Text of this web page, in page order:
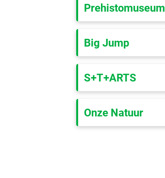
Prehistomuseum
Big Jump
S+T+ARTS
Onze Natuur